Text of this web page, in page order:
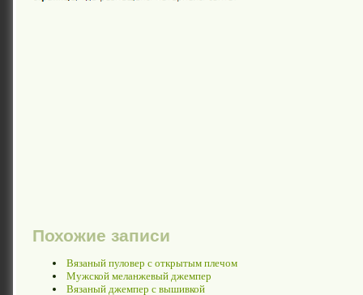
Похожие записи
Вязаный пуловер с открытым плечом
Мужской меланжевый джемпер
Вязаный джемпер с вышивкой